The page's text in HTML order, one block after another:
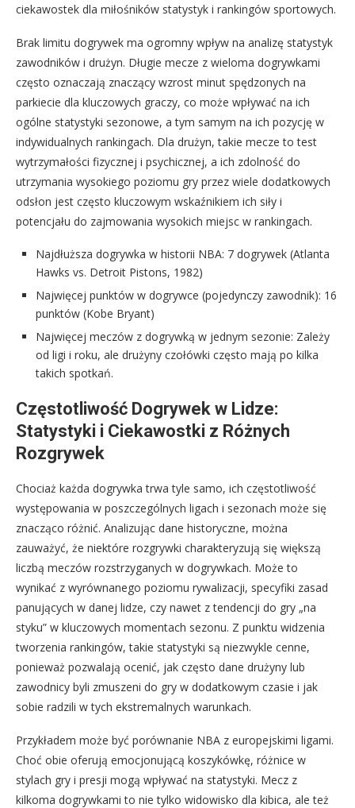
ciekawostek dla miłośników statystyk i rankingów sportowych.
Brak limitu dogrywek ma ogromny wpływ na analizę statystyk
zawodników i drużyn. Długie mecze z wieloma dogrywkami
często oznaczają znaczący wzrost minut spędzonych na
parkiecie dla kluczowych graczy, co może wpływać na ich
ogólne statystyki sezonowe, a tym samym na ich pozycję w
indywidualnych rankingach. Dla drużyn, takie mecze to test
wytrzymałości fizycznej i psychicznej, a ich zdolność do
utrzymania wysokiego poziomu gry przez wiele dodatkowych
odsłon jest często kluczowym wskaźnikiem ich siły i
potencjału do zajmowania wysokich miejsc w rankingach.
Najdłuższa dogrywka w historii NBA: 7 dogrywek (Atlanta
Hawks vs. Detroit Pistons, 1982)
Najwięcej punktów w dogrywce (pojedynczy zawodnik): 16
punktów (Kobe Bryant)
Najwięcej meczów z dogrywką w jednym sezonie: Zależy
od ligi i roku, ale drużyny czołówki często mają po kilka
takich spotkań.
Częstotliwość Dogrywek w Lidze:
Statystyki i Ciekawostki z Różnych
Rozgrywek
Chociaż każda dogrywka trwa tyle samo, ich częstotliwość
występowania w poszczególnych ligach i sezonach może się
znacząco różnić. Analizując dane historyczne, można
zauważyć, że niektóre rozgrywki charakteryzują się większą
liczbą meczów rozstrzyganych w dogrywkach. Może to
wynikać z wyrównanego poziomu rywalizacji, specyfiki zasad
panujących w danej lidze, czy nawet z tendencji do gry „na
styku” w kluczowych momentach sezonu. Z punktu widzenia
tworzenia rankingów, takie statystyki są niezwykle cenne,
ponieważ pozwalają ocenić, jak często dane drużyny lub
zawodnicy byli zmuszeni do gry w dodatkowym czasie i jak
sobie radzili w tych ekstremalnych warunkach.
Przykładem może być porównanie NBA z europejskimi ligami.
Choć obie oferują emocjonującą koszykówkę, różnice w
stylach gry i presji mogą wpływać na statystyki. Mecz z
kilkoma dogrywkami to nie tylko widowisko dla kibica, ale też